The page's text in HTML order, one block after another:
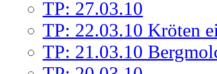
TP: 27.03.10
TP: 22.03.10 Kröten
TP: 21.03.10